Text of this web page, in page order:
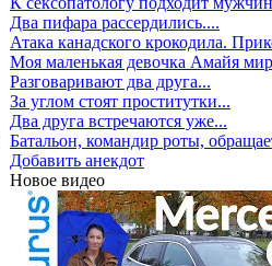
Два пифара рассердились....
Атака канадского крокодила.
Моя маленькая девочка Амайя
Разговаривают два друга...
За углом стоят проститутки...
Два друга встречаются уже...
Батальон, командир роты,
Добавить анекдот
Новое видео